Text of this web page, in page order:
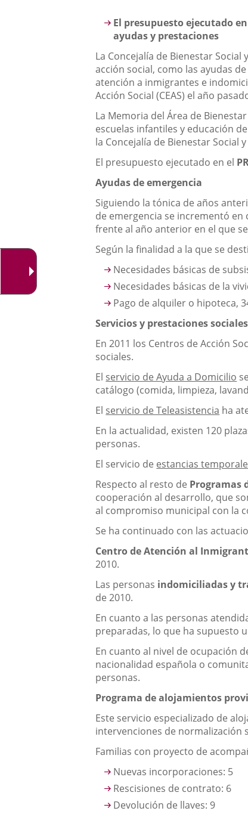
externa.Descripción
El presupuesto ejecutado
ayudas y prestaciones
La Concejalía de Bienestar
acción social, como las ayudas
atención a inmigrantes e
Acción Social (CEAS) el año
La Memoria del Área de
escuelas infantiles y educación
la Concejalía de Bienestar Social
El presupuesto ejecutado en el
Ayudas de emergencia
Siguiendo la tónica de años
de emergencia se incrementó en
frente al año anterior en el que
Según la finalidad a la que se
Necesidades básicas de
Necesidades básicas de la
Pago de alquiler o hipoteca,
Servicios y prestaciones sociales
En 2011 los Centros de Acción
sociales.
El servicio de Ayuda a Domicilio
catálogo (comida, limpieza,
El servicio de Teleasistencia ha
En la actualidad, existen 120
personas.
El servicio de estancias
Respecto al resto de Programas
cooperación al desarrollo, que
al compromiso municipal con la
Se ha continuado con las
Centro de Atención al
2010.
Las personas indomiciliadas y
de 2010.
En cuanto a las personas
preparadas, lo que ha supuesto
En cuanto al nivel de ocupación
nacionalidad española o
personas.
Programa de alojamientos
Este servicio especializado de
intervenciones de normalización
Familias con proyecto de
Nuevas incorporaciones: 5
Rescisiones de contrato: 6
Devolución de llaves: 9